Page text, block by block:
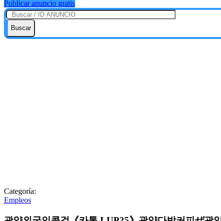
Publicar anuncio gratis
Buscar
Categoría:
Empleos